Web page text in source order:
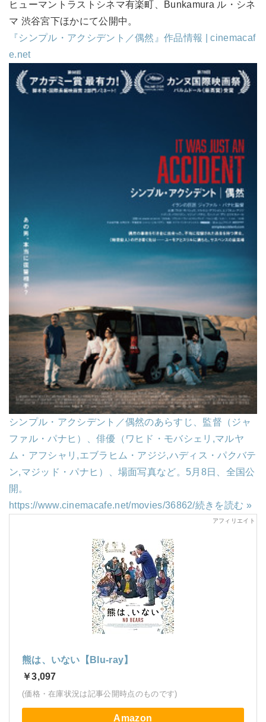
ヒューマントラストシネマ有楽町、Bunkamura ル・シネ
マ 渋谷宮下ほかにて公開中。
『シンプル・アクシデント／偶然』作品情報 | cinemacaf
e.net
シンプル・アクシデント／偶然のあらすじ、監督（ジャ
ファル・パナヒ）、俳優（ワヒド・モバシェリ,マルヤ
ム・アフシャリ,エブラヒム・アジジ,ハディス・パクバテ
ン,マジッド・パナヒ）、場面写真など。5月8日、全国公
開。
https://www.cinemacafe.net/movies/36862/続きを読む »
熊は、いない【Blu-ray】
￥3,097
(価格・在庫状況は記事公開時点のものです)
Amazon